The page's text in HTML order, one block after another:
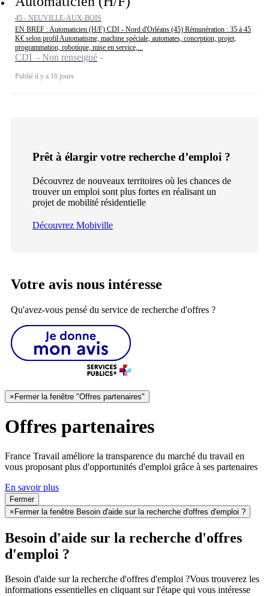
45 - NEUVILLE-AUX-BOIS
EN BREF : Automaticien (H/F) CDI - Nord d'Orléans (45) Rémunération : 35 à 45
K€ selon profil Automatisme, machine spéciale, automates, conception, projet,
programmation, robotique, mise en service,...
CDI - Non renseigné
Publié il y a 16 jours
Prêt à élargir votre recherche d’emploi ?
Découvrez de nouveaux territoires où les chances de
trouver un emploi sont plus fortes en réalisant un
projet de mobilité résidentielle
Découvrez Mobiville
Votre avis nous intéresse
Qu'avez-vous pensé du service de recherche d'offres ?
× Fermer la fenêtre "Offres partenaires"
Offres partenaires
France Travail améliore la transparence du marché du travail en
vous proposant plus d'opportunités d'emploi grâce à ses partenaires
En savoir plus
Fermer
×Fermer la fenêtre Besoin d'aide sur la recherche d'offres d'emploi ?
Besoin d'aide sur la recherche d'offres
d'emploi ?
Besoin d'aide sur la recherche d'offres d'emploi ?Vous trouverez les
informations essentielles en cliquant sur l'étape qui vous intéresse